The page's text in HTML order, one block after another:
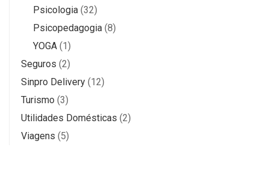
Psicologia (32)
Psicopedagogia (8)
YOGA (1)
Seguros (2)
Sinpro Delivery (12)
Turismo (3)
Utilidades Domésticas (2)
Viagens (5)